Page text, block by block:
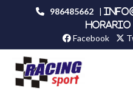
986485662 |
Facebook